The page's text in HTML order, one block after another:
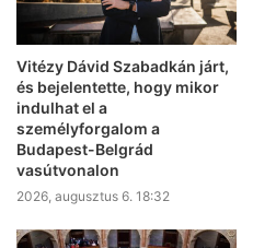
Vitézy Dávid Szabadkán járt,
és bejelentette, hogy mikor
indulhat el a
személyforgalom a
Budapest-Belgrád
vasútvonalon
2026, augusztus 6. 18:32